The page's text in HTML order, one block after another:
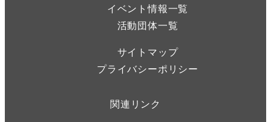
イベント情報一覧
活動団体一覧
サイトマップ
プライバシーポリシー
関連リンク